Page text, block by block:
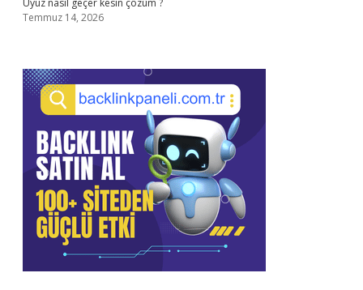
Uyuz nasıl geçer kesin çözüm ?
Temmuz 14, 2026